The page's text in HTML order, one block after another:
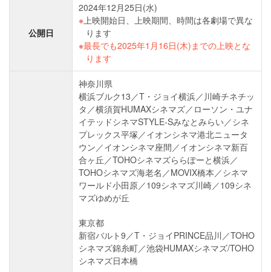
公開日
2024年12月25日(水)
上映開始日、上映期間、時間は各劇場で異な
ります
最長でも2025年1月16日(木)までの上映とな
ります
神奈川県
横浜ブルク13／T・ジョイ横浜／川崎チネチッ
タ／横須賀HUMAXシネマズ／ローソン・ユナ
イテッドシネマSTYLE-Sみなとみらい／シネ
プレックス平塚／イオンシネマ港北ニュータ
ウン／イオンシネマ座間／イオンシネマ新百
合ヶ丘／TOHOシネマズららぽーと横浜／
TOHOシネマズ海老名／MOVIX橋本／シネマ
ワールド小田原／109シネマズ川崎／109シネ
マズゆめが丘
東京都
新宿バルト9／T・ジョイPRINCE品川／TOHO
シネマズ錦糸町／池袋HUMAXシネマズ/TOHO
シネマズ日本橋